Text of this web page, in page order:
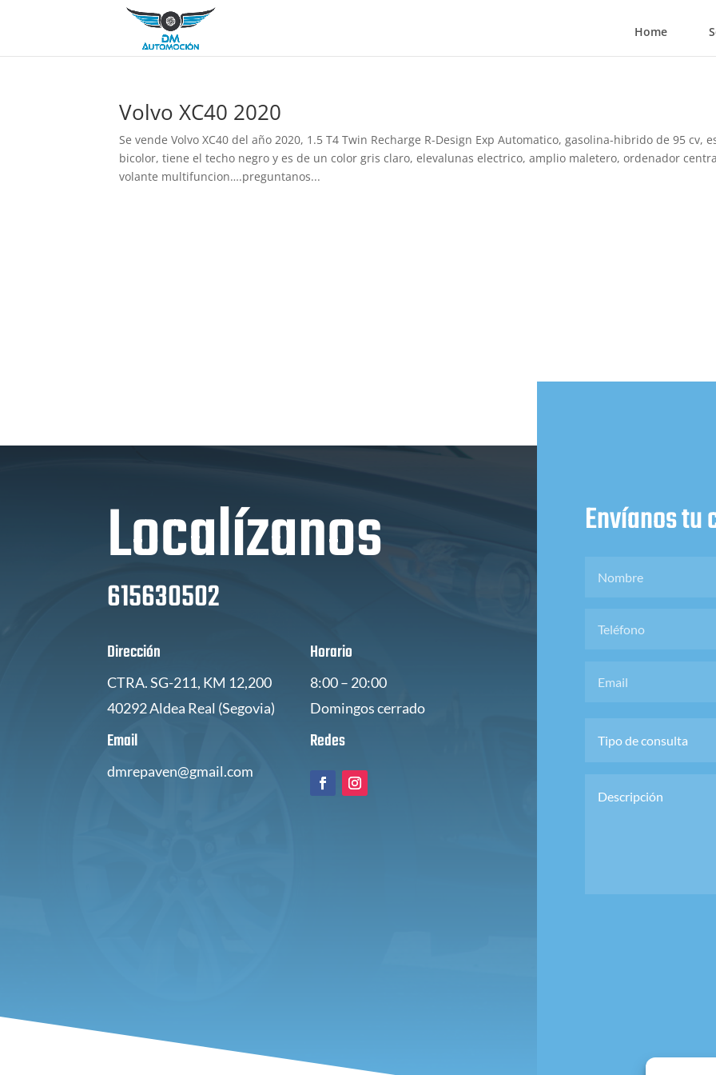
Home
Volvo XC40 2020
Se vende Volvo XC40 del año 2020, 1.5 T4 Twin Recharge R-Design Exp Automatico, gasolina-hibrido de 95 cv,
bicolor, tiene el techo negro y es de un color gris claro, elevalunas electrico, amplio maletero, ordenador
volante multifuncion….preguntanos...
Localízanos
615630502
Dirección
CTRA. SG-211, KM 12,200
40292 Aldea Real (Segovia)
Email
dmrepaven@gmail.com
Horario
8:00 – 20:00
Domingos cerrado
Redes
Envíanos tu